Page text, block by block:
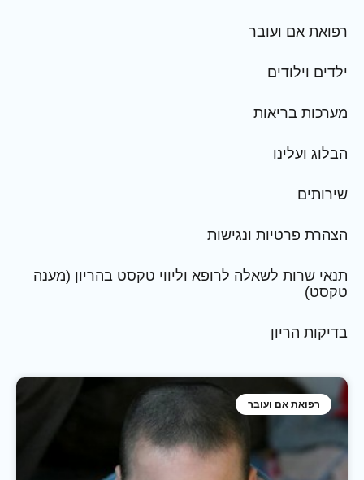
רפואת אם ועובר
ילדים וילודים
מערכות בריאות
הבלוג ועלינו
שירותים
הצהרת פרטיות ונגישות
תנאי שרות לשאלה לרופא וליווי טקסט בהריון (מענה
טקסט)
בדיקות הריון
רפואת אם ועובר